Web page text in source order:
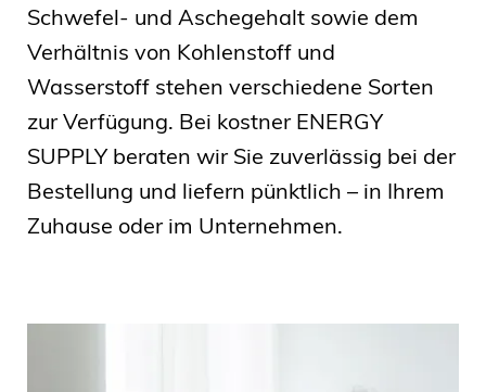
Schwefel- und Aschegehalt sowie dem
Verhältnis von Kohlenstoff und
Wasserstoff stehen verschiedene Sorten
zur Verfügung. Bei kostner ENERGY
SUPPLY beraten wir Sie zuverlässig bei der
Bestellung und liefern pünktlich – in Ihrem
Zuhause oder im Unternehmen.